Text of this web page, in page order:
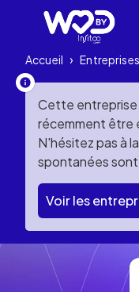
Accueil › Entreprises
Cette entreprise
récemment être
N'hésitez pas à
spontanées
Voir les